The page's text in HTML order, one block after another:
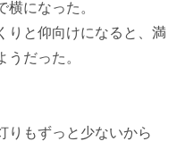
になった。
と仰向けになると、満
だった。
りもずっと少ないから